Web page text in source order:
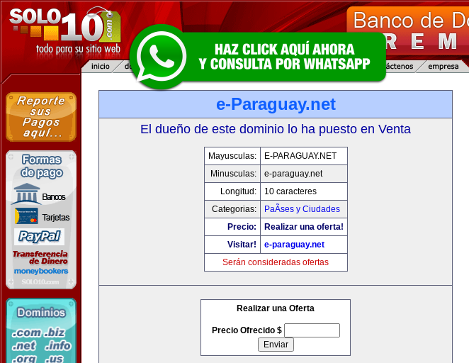
e-Paraguay.net
El dueño de este dominio lo ha puesto en Venta
Mayusculas:
E-PARAGUAY.NET
Minusculas:
e-paraguay.net
Longitud:
10 caracteres
Categorias:
PaÃ­ses y Ciudades
Precio:
Realizar una oferta!
Visitar!
e-paraguay.net
Serán consideradas ofertas
Realizar una Oferta
Precio Ofrecido $